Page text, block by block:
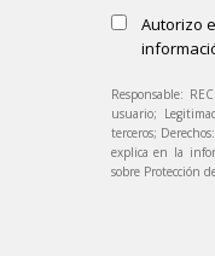
Autorizo
Responsable:
usuario;
terceros;
explica en la
sobre Protección